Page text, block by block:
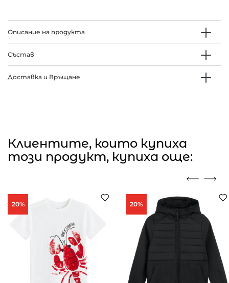
Описание на продукта
Състав
Доставка и Връщане
Клиентите, които купиха
този продукт, купиха още:
20% 20%